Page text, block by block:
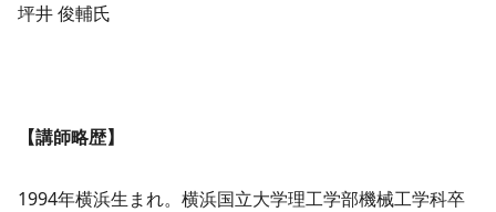
坪井 俊輔氏
【講師略歴】
1994年横浜生まれ。横浜国立大学理工学部機械工学科卒